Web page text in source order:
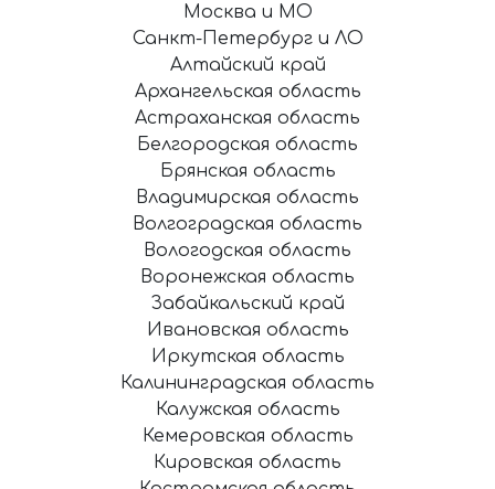
Москва и МО
Санкт-Петербург и ЛО
Алтайский край
Архангельская область
Астраханская область
Белгородская область
Брянская область
Владимирская область
Волгоградская область
Вологодская область
Воронежская область
Забайкальский край
Ивановская область
Иркутская область
Калининградская область
Калужская область
Кемеровская область
Кировская область